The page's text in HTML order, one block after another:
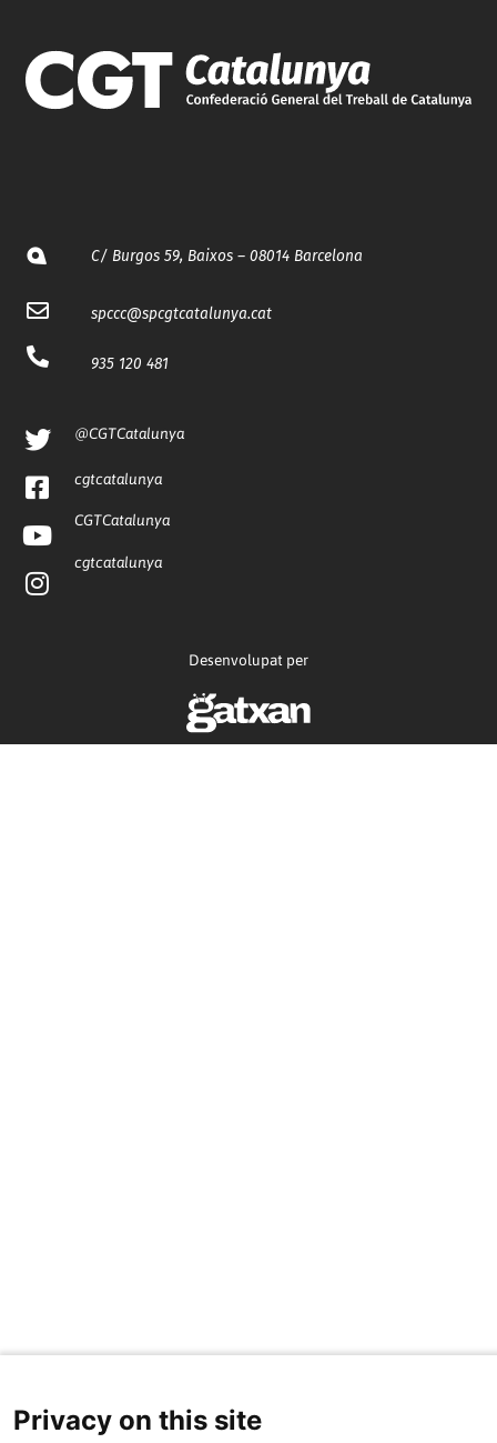
C/ Burgos 59, Baixos – 08014 Barcelona
spccc@spcgtcatalunya.cat
935 120 481
@CGTCatalunya
cgtcatalunya
CGTCatalunya
cgtcatalunya
Desenvolupat per
Privacy on this site